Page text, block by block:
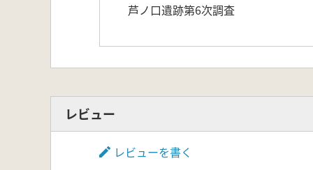
芦ノ口遺跡第6次調査
レビュー
レビューを書く